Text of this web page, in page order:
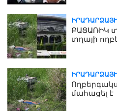
ԲԱՑԱՌԻԿ
տղայի
մահացել է